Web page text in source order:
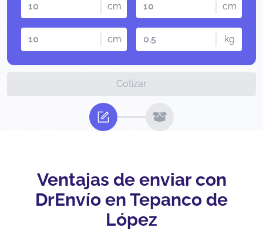
cm cm
cm kg
Cotizar
Ventajas de enviar con
DrEnvío en Tepanco de
López